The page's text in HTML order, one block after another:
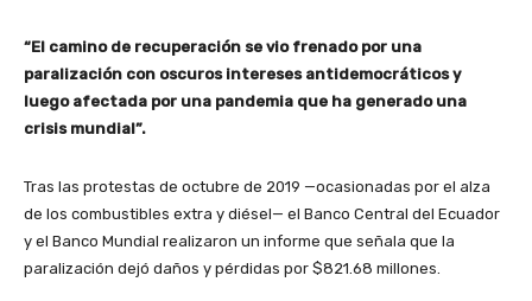
“El camino de recuperación se vio frenado por una
paralización con oscuros intereses antidemocráticos y
luego afectada por una pandemia que ha generado una
crisis mundial”.
Tras las protestas de octubre de 2019 —ocasionadas por el alza
de los combustibles extra y diésel— el Banco Central del Ecuador
y el Banco Mundial realizaron un informe que señala que la
paralización dejó daños y pérdidas por $821.68 millones.